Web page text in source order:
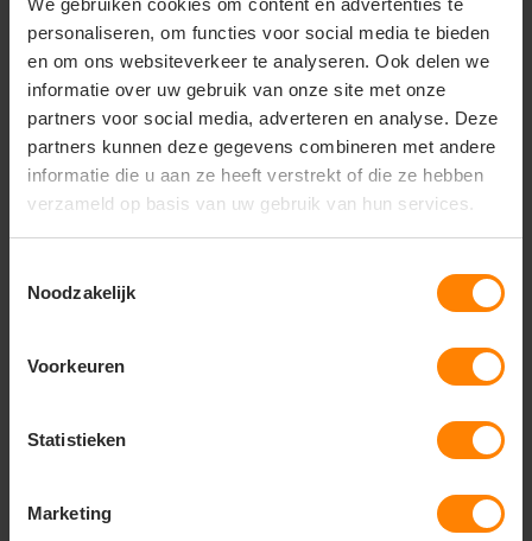
We gebruiken cookies om content en advertenties te
personaliseren, om functies voor social media te bieden
en om ons websiteverkeer te analyseren. Ook delen we
informatie over uw gebruik van onze site met onze
partners voor social media, adverteren en analyse. Deze
partners kunnen deze gegevens combineren met andere
informatie die u aan ze heeft verstrekt of die ze hebben
verzameld op basis van uw gebruik van hun services.
Noodzakelijk
Voorkeuren
Statistieken
Marketing
Welke immersive
technologieën worden
mainstream in 2026?
Spatial computing creëert in 2026 een
naadloze integratie tussen fysieke en
digitale werelden.
Augmentedrealitybrillen voor dagelijks
toepassingen, waarbij digitale informatie
geprojecteerd. Haptische
ervaringen realistischer worden dan ooit.
deze technologieën dat teams wereldwijd
modellen manipuleren met handgebaren,
terwijl technici complexe machines op